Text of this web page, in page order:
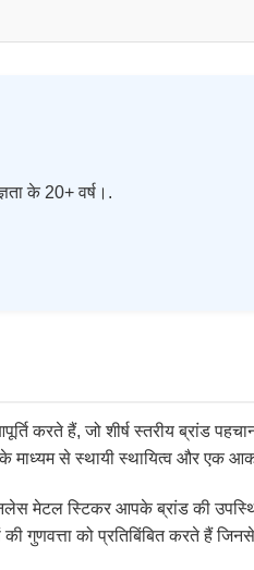
के 20+ वर्ष।.
करते हैं, जो शीर्ष स्तरीय ब्रांड
से स्थायी स्थायित्व और एक
मेटल स्टिकर आपके ब्रांड की
गुणवत्ता को प्रतिबिंबित करते हैं